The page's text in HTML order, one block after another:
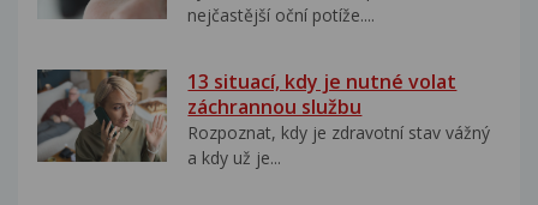
nejčastější oční potíže....
13 situací, kdy je nutné volat
záchrannou službu
Rozpoznat, kdy je zdravotní stav vážný
a kdy už je...